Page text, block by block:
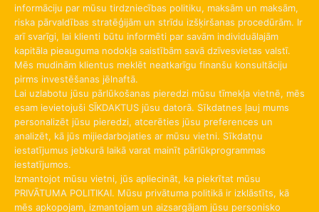
informāciju par mūsu tirdzniecības politiku, maksām un maksām,
riska pārvaldības stratēģijām un strīdu izšķiršanas procedūrām. Ir
arī svarīgi, lai klienti būtu informēti par savām individuālajām
kapitāla pieauguma nodokļa saistībām savā dzīvesvietas valstī.
Mēs mudinām klientus meklēt neatkarīgu finanšu konsultāciju
pirms investēšanas jēlnaftā.
Lai uzlabotu jūsu pārlūkošanas pieredzi mūsu tīmekļa vietnē, mēs
esam ievietojuši SĪKDAKTUS jūsu datorā. Sīkdatnes ļauj mums
personalizēt jūsu pieredzi, atcerēties jūsu preferences un
analizēt, kā jūs mijiedarbojaties ar mūsu vietni. Sīkdatņu
iestatījumus jebkurā laikā varat mainīt pārlūkprogrammas
iestatījumos.
Izmantojot mūsu vietni, jūs apliecināt, ka piekrītat mūsu
PRIVĀTUMA POLITIKAI. Mūsu privātuma politikā ir izklāstīts, kā
mēs apkopojam, izmantojam un aizsargājam jūsu personisko